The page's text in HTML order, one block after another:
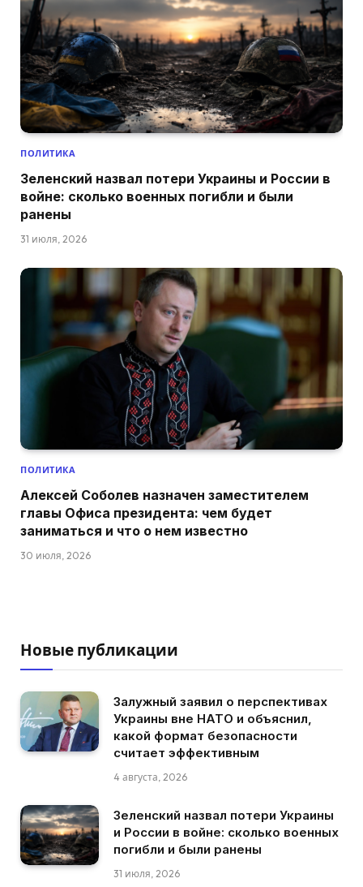
ПОЛИТИКА
Зеленский назвал потери Украины и России в
войне: сколько военных погибли и были
ранены
31 июля, 2026
ПОЛИТИКА
Алексей Соболев назначен заместителем
главы Офиса президента: чем будет
заниматься и что о нем известно
30 июля, 2026
Новые публикации
Залужный заявил о перспективах
Украины вне НАТО и объяснил,
какой формат безопасности
считает эффективным
4 августа, 2026
Зеленский назвал потери Украины
и России в войне: сколько военных
погибли и были ранены
31 июля, 2026